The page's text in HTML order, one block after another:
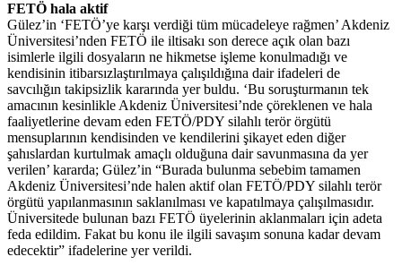
FETÖ hala aktif
Gülez’in ‘FETÖ’ye karşı verdiği tüm mücadeleye rağmen’ Akdeniz
Üniversitesi’nden FETÖ ile iltisakı son derece açık olan bazı
isimlerle ilgili dosyaların ne hikmetse işleme konulmadığı ve
kendisinin itibarsızlaştırılmaya çalışıldığına dair ifadeleri de
savcılığın takipsizlik kararında yer buldu. ‘Bu soruşturmanın tek
amacının kesinlikle Akdeniz Üniversitesi’nde çöreklenen ve hala
faaliyetlerine devam eden FETÖ/PDY silahlı terör örgütü
mensuplarının kendisinden ve kendilerini şikayet eden diğer
şahıslardan kurtulmak amaçlı olduğuna dair savunmasına da yer
verilen’ kararda; Gülez’in “Burada bulunma sebebim tamamen
Akdeniz Üniversitesi’nde halen aktif olan FETÖ/PDY silahlı terör
örgütü yapılanmasının saklanılması ve kapatılmaya çalışılmasıdır.
Üniversitede bulunan bazı FETÖ üyelerinin aklanmaları için adeta
feda edildim. Fakat bu konu ile ilgili savaşım sonuna kadar devam
edecektir” ifadelerine yer verildi.